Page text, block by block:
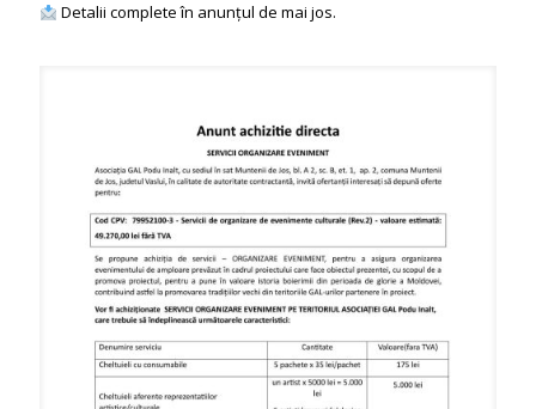
Detalii complete în anunțul de mai jos.